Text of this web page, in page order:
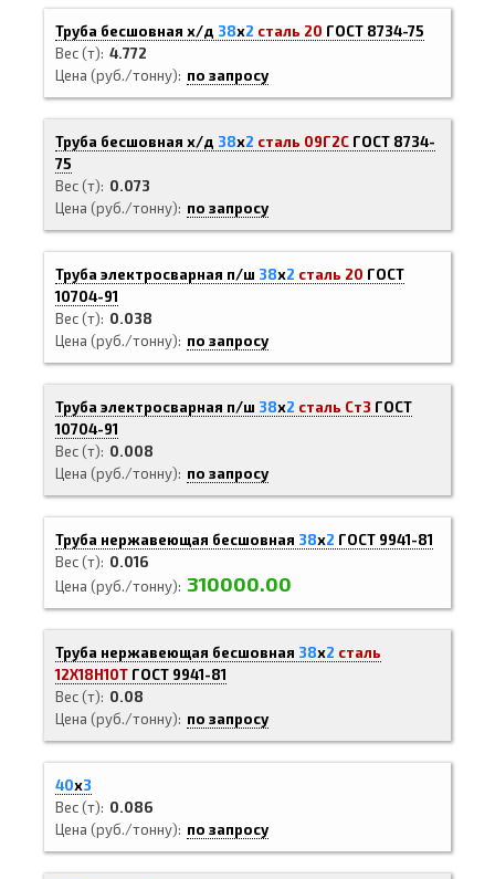
Труба бесшовная х/д 38х2 сталь 20 ГОСТ 8734-75
Вес (т) 4.772
Цена (руб./тонну)
по запросу
Труба бесшовная х/д 38х2 сталь 09Г2С ГОСТ 8734-
75
Вес (т)
0.073
Цена (руб./тонну)
по запросу
Труба электросварная п/ш 38х2 сталь 20 ГОСТ
10704-91
Вес (т)
0.038
Цена (руб./тонну)
по запросу
Труба электросварная п/ш 38х2 сталь Ст3 ГОСТ
10704-91
Вес (т)
0.008
Цена (руб./тонну)
по запросу
Труба нержавеющая бесшовная 38х2 ГОСТ 9941-81
Вес (т)
0.016
Цена (руб./тонну)
310000.00
Труба нержавеющая бесшовная 38х2 сталь
12Х18Н10Т ГОСТ 9941-81
Вес (т)
0.08
Цена (руб./тонну)
по запросу
40х3
Вес (т)
0.086
Цена (руб./тонну)
по запросу